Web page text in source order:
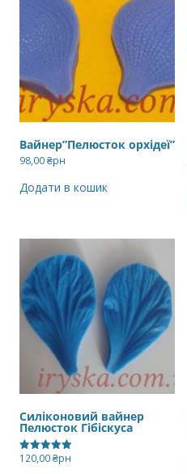
Вайнер”Пелюсток орхідеї”
98,00₴рн
Додати в кошик
Силіконовий вайнер
Пелюсток Гібіскуса
Оцінено в
120,00₴рн